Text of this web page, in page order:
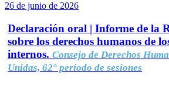
26 de junio de 2026
Declaración oral | Informe de la
sobre los derechos humanos de
internos. Consejo de Derechos
Unidas, 62° período de sesiones